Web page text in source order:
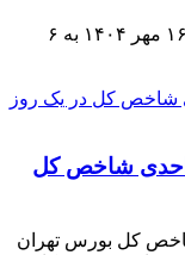
ارزش سهام عدالت ۵۳۲ هزار تومانی امروز ۱۶ مهر ۱۴۰۴ به ۶
/ رشد ۲۴ هزار واحدی شاخص کل
کل بورس تهران